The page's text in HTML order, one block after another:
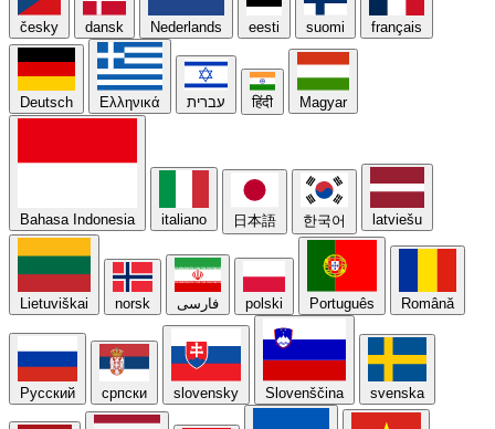
česky dansk Nederlands eesti suomi français
Deutsch Ελληνικά עברית हिंदी Magyar
Bahasa Indonesia italiano 日本語 한국어 latviešu
Lietuviškai norsk فارسی polski Português Română
Русский српски slovensky Slovenščina svenska